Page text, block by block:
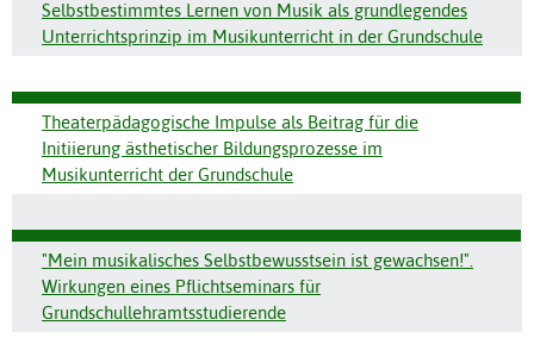
Selbstbestimmtes Lernen von Musik als grundlegendes
Unterrichtsprinzip im Musikunterricht in der Grundschule
Theaterpädagogische Impulse als Beitrag für die
Initiierung ästhetischer Bildungsprozesse im
Musikunterricht der Grundschule
"Mein musikalisches Selbstbewusstsein ist gewachsen!".
Wirkungen eines Pflichtseminars für
Grundschullehramtsstudierende